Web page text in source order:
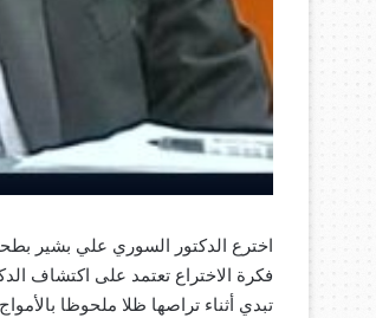
اخترع الدكتور السوري علي بشير
فكرة الاختراع تعتمد على اكتشاف
تبدي أثناء تراصها ظلا ملحوظا